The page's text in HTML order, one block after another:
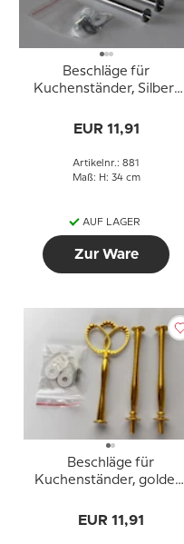
Beschläge für
Kuchenständer, Silber-
Schicht
EUR 11,91
Artikelnr.: 881
Maß: H: 34 cm
AUF LAGER
Zur Ware
Beschläge für
Kuchenständer, golden,
EUR 11,91